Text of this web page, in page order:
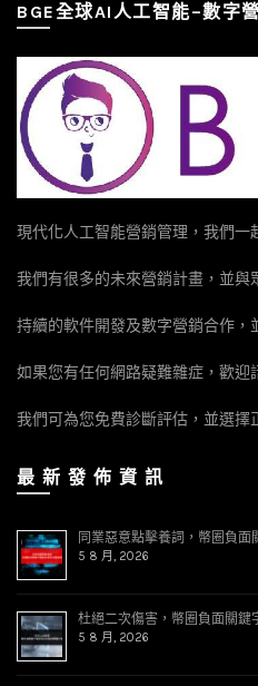
BGE全球AI人工智能–數字
現代化人工智能營銷管理，我們一
我們有很多的未來營銷計畫，並與
持續的軟件開發及數字營銷合作，
如果您有任何網路疑難雜症，歡迎
我們可為您免費診斷評估，並選擇
最 新 發 佈 資 訊
同業惡意點擊養詞，幣圈負
5 8 月, 2026
杜絕二次傷害，幣圈負面關鍵
5 8 月, 2026